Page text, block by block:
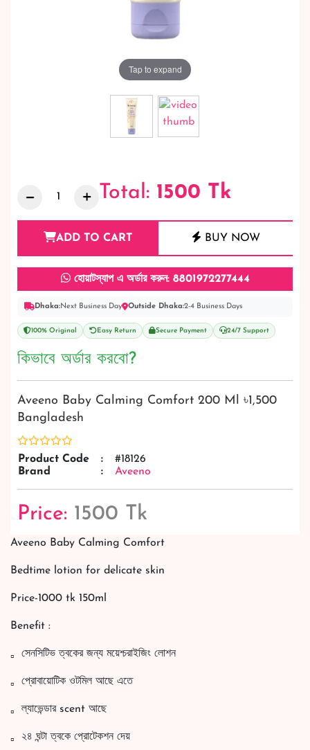
Tap to expand
Total: 1500 Tk
ADD TO CART BUY NOW
হোয়াটস্যাপ এ অর্ডার করুন: 8801972277444
Dhaka:Next Business Day Outside Dhaka:2-4 Business Days
100% Original Easy Return Secure Payment 24/7 Support
কিভাবে অর্ডার করবো?
Aveeno Baby Calming Comfort 200 Ml ৳1,500
Bangladesh
Product Code :
#18126
Brand
: Aveeno
Price: 1500 Tk
Aveeno Baby Calming Comfort
Bedtime lotion for delicate skin
Price-1000 tk 150ml
Benefit :
সেনসিটিভ ত্বকের জন্য ময়েশ্চরাইজিং লোশন
প্রোবায়োটিক ওটমিল আছে এতে
ল্যাভেন্ডার scent আছে
২৪ ঘন্টা ত্বকে প্রোটেকশন দেয়